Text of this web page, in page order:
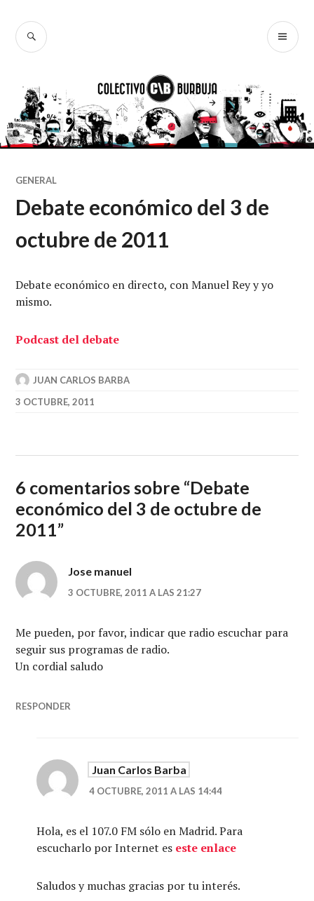
contenido
BUSCAR
GENERAL
Debate económico del 3 de
octubre de 2011
Debate económico en directo, con Manuel Rey y yo
mismo.
Podcast del debate
JUAN CARLOS BARBA
3 OCTUBRE, 2011
6 comentarios sobre “Debate
económico del 3 de octubre de
2011”
Jose manuel
3 OCTUBRE, 2011 A LAS 21:27
Me pueden, por favor, indicar que radio escuchar para
seguir sus programas de radio.
Un cordial saludo
RESPONDER
Juan Carlos Barba
4 OCTUBRE, 2011 A LAS 14:44
Hola, es el 107.0 FM sólo en Madrid. Para
escucharlo por Internet es este enlace
Saludos y muchas gracias por tu interés.